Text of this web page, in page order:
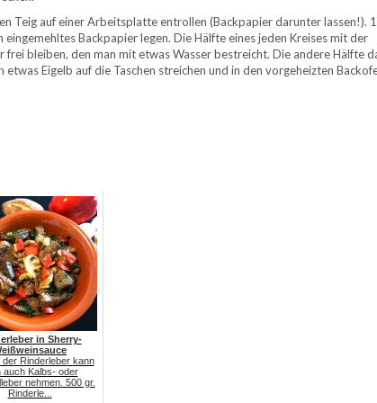
Teig auf einer Arbeitsplatte entrollen (Backpapier darunter lassen!).
Backpapier legen. Die Hälfte eines jeden Kreises mit der
bleiben, den man mit etwas Wasser bestreicht. Die andere Hälfte
Eigelb auf die Taschen streichen und in den vorgeheizten
in Sherry-
der Rinderleber kann
auch Kalbs- oder
nehmen. 500 gr.
Rinderle...